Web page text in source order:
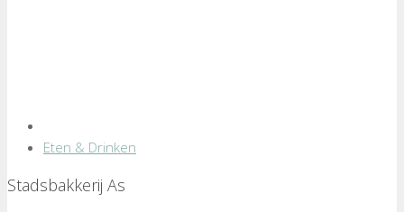
Eten & Drinken
Stadsbakkerij As